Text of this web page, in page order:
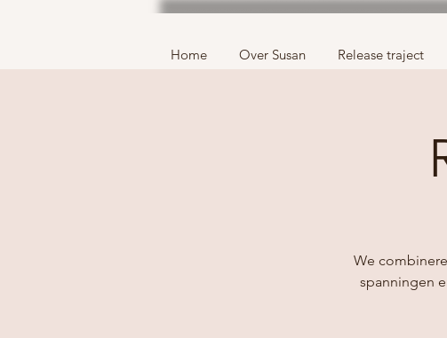
Home Over Susan Release traject
We
spanningen